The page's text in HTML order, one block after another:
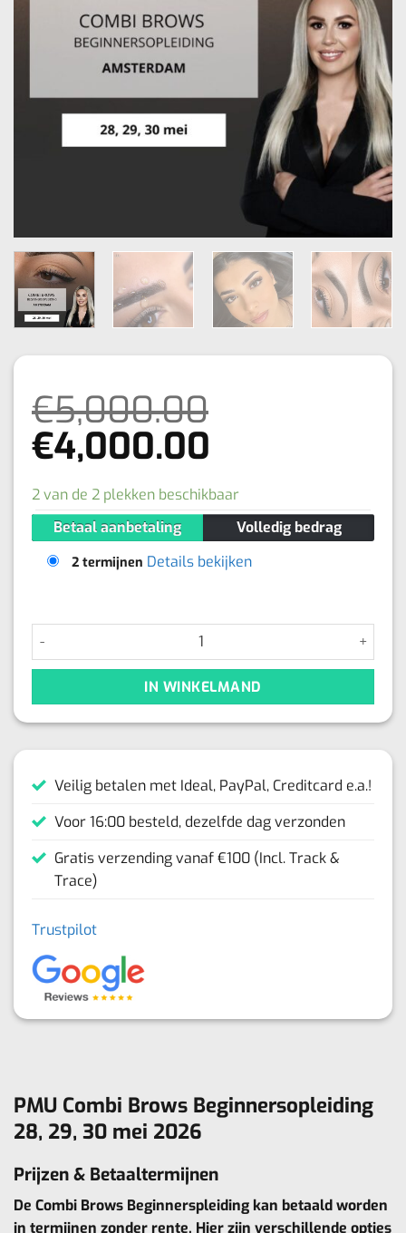
PMU Combi Brows Beginnersopleiding
28, 29, 30 mei 2026
Prijzen & Betaaltermijnen
De Combi Brows Beginnerspleiding kan betaald worden
in termijnen zonder rente. Hier zijn verschillende opties
€5,000.00
Oorspronkelijke
prijs
was:
€5,000.00.
€4,000.00
prijs
is:
€4,000.00.
2 van de 2 plekken beschikbaar
Betaal aanbetaling
Volledig bedrag
2 termijnen Details bekijken
PMU Combi Brows Beginnersopleiding 28, 29, 30 mei 2026
IN WINKELMAND
Veilig betalen met Ideal, PayPal, Creditcard e.a.!
Voor 16:00 besteld, dezelfde dag verzonden
Gratis verzending vanaf €100 (Incl. Track &
Trace)
Trustpilot